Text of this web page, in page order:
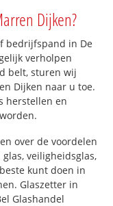
Dijken?
bedrijfspand in De
verholpen
belt, sturen wij
Dijken naar u toe.
herstellen en
over de voordelen
veiligheidsglas,
kunt doen in
Glaszetter in
Glashandel